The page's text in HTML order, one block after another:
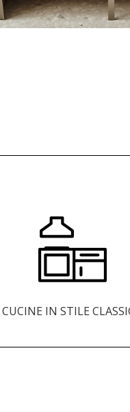
CUCINE IN STILE